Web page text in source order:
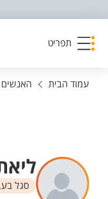
תפריט
עמוד הבית האנשים
סגל